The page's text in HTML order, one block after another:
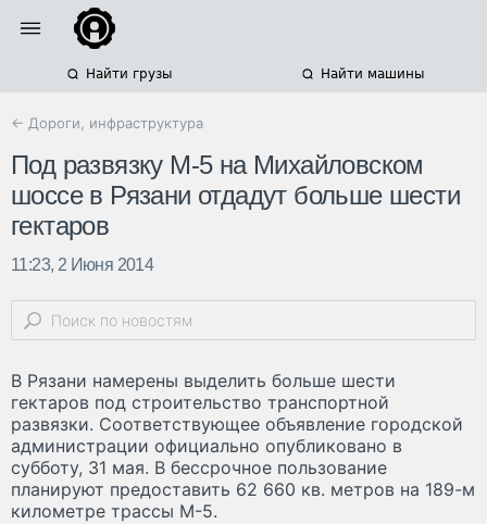
Найти грузы Найти машины
← Дороги, инфраструктура
Под развязку М-5 на Михайловском
шоссе в Рязани отдадут больше шести
гектаров
11:23, 2 Июня 2014
В Рязани намерены выделить больше шести
гектаров под строительство транспортной
развязки. Соответствующее объявление городской
администрации официально опубликовано в
субботу, 31 мая. В бессрочное пользование
планируют предоставить 62 660 кв. метров на 189-м
километре трассы М-5.